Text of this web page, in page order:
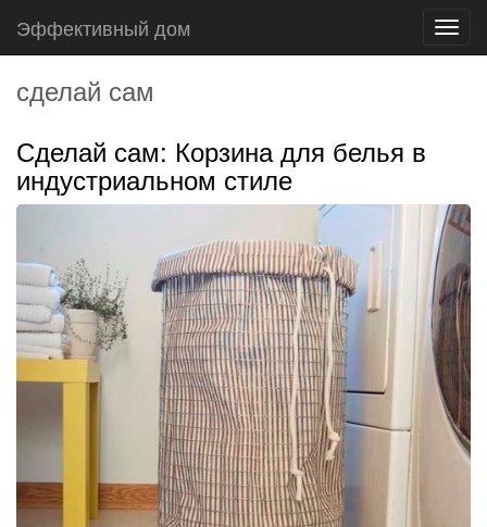
Эффективный дом
сделай сам
Сделай сам: Корзина для белья в
индустриальном стиле